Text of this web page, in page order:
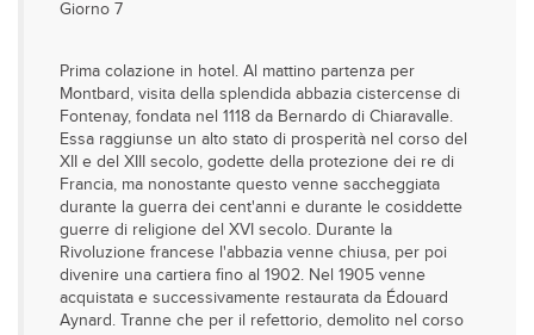
Giorno 7
Prima colazione in hotel. Al mattino partenza per
Montbard, visita della splendida abbazia cistercense di
Fontenay, fondata nel 1118 da Bernardo di Chiaravalle.
Essa raggiunse un alto stato di prosperità nel corso del
XII e del XIII secolo, godette della protezione dei re di
Francia, ma nonostante questo venne saccheggiata
durante la guerra dei cent'anni e durante le cosiddette
guerre di religione del XVI secolo. Durante la
Rivoluzione francese l'abbazia venne chiusa, per poi
divenire una cartiera fino al 1902. Nel 1905 venne
acquistata e successivamente restaurata da Édouard
Aynard. Tranne che per il refettorio, demolito nel corso